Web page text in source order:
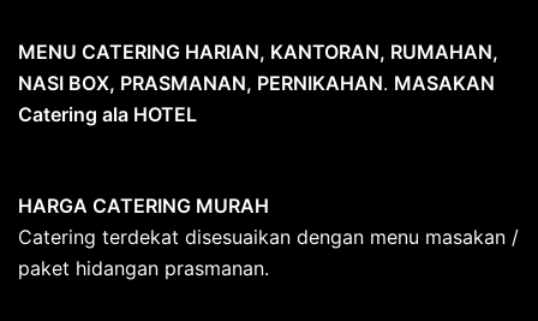
MENU CATERING HARIAN, KANTORAN, RUMAHAN,
NASI BOX, PRASMANAN, PERNIKAHAN. MASAKAN
Catering ala HOTEL
HARGA CATERING MURAH
Catering terdekat disesuaikan dengan menu masakan /
paket hidangan prasmanan.